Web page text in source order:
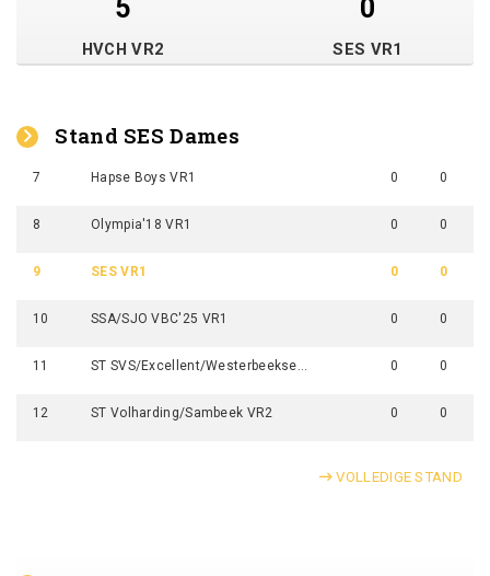
5 0
HVCH VR2 SES VR1
Stand SES Dames
7 Hapse Boys VR1 0 0
8 Olympia'18 VR1 0 0
9 SES VR1 0 0
10 SSA/SJO VBC'25 VR1 0 0
11 ST SVS/Excellent/Westerbeekse Boys VR1 0 0
12 ST Volharding/Sambeek VR2 0 0
VOLLEDIGE STAND